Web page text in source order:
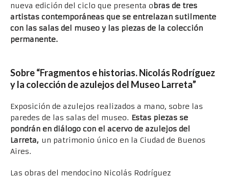
nueva edición del ciclo que presenta obras de tres
artistas contemporáneas que se entrelazan sutilmente
con las salas del museo y las piezas de la colección
permanente.
Sobre “Fragmentos e historias. Nicolás Rodríguez
y la colección de azulejos del Museo Larreta”
Exposición de azulejos realizados a mano, sobre las
paredes de las salas del museo. Estas piezas se
pondrán en diálogo con el acervo de azulejos del
Larreta, un patrimonio único en la Ciudad de Buenos
Aires.
Las obras del mendocino Nicolás Rodríguez